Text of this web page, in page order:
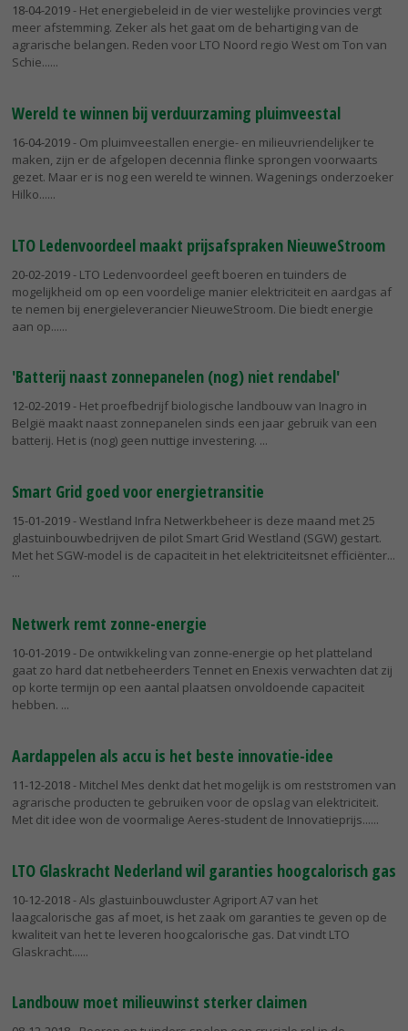
18-04-2019- Het energiebeleid in de vier westelijke provincies vergt
meer afstemming. Zeker als het gaat om de behartiging van de
agrarische belangen. Reden voor LTO Noord regio West om Ton van
Schie...
Wereld te winnen bij verduurzaming pluimveestal
16-04-2019- Om pluimveestallen energie- en milieuvriendelijker te
maken, zijn er de afgelopen decennia flinke sprongen voorwaarts
gezet. Maar er is nog een wereld te winnen. Wagenings onderzoeker
Hilko...
LTO Ledenvoordeel maakt prijsafspraken NieuweStroom
20-02-2019- LTO Ledenvoordeel geeft boeren en tuinders de
mogelijkheid om op een voordelige manier elektriciteit en aardgas af
te nemen bij energieleverancier NieuweStroom. Die biedt energie
aan op...
'Batterij naast zonnepanelen (nog) niet rendabel'
12-02-2019- Het proefbedrijf biologische landbouw van Inagro in
België maakt naast zonnepanelen sinds een jaar gebruik van een
batterij. Het is (nog) geen nuttige investering.
Smart Grid goed voor energietransitie
15-01-2019- Westland Infra Netwerkbeheer is deze maand met 25
glastuinbouwbedrijven de pilot Smart Grid Westland (SGW) gestart.
Met het SGW-model is de capaciteit in het elektriciteitsnet efficiënter...
Netwerk remt zonne-energie
10-01-2019- De ontwikkeling van zonne-energie op het platteland
gaat zo hard dat netbeheerders Tennet en Enexis verwachten dat zij
op korte termijn op een aantal plaatsen onvoldoende capaciteit
hebben.
Aardappelen als accu is het beste innovatie-idee
11-12-2018- Mitchel Mes denkt dat het mogelijk is om reststromen van
agrarische producten te gebruiken voor de opslag van elektriciteit.
Met dit idee won de voormalige Aeres-student de Innovatieprijs...
LTO Glaskracht Nederland wil garanties hoogcalorisch gas
10-12-2018- Als glastuinbouwcluster Agriport A7 van het
laagcalorische gas af moet, is het zaak om garanties te geven op de
kwaliteit van het te leveren hoogcalorische gas. Dat vindt LTO
Glaskracht...
Landbouw moet milieuwinst sterker claimen